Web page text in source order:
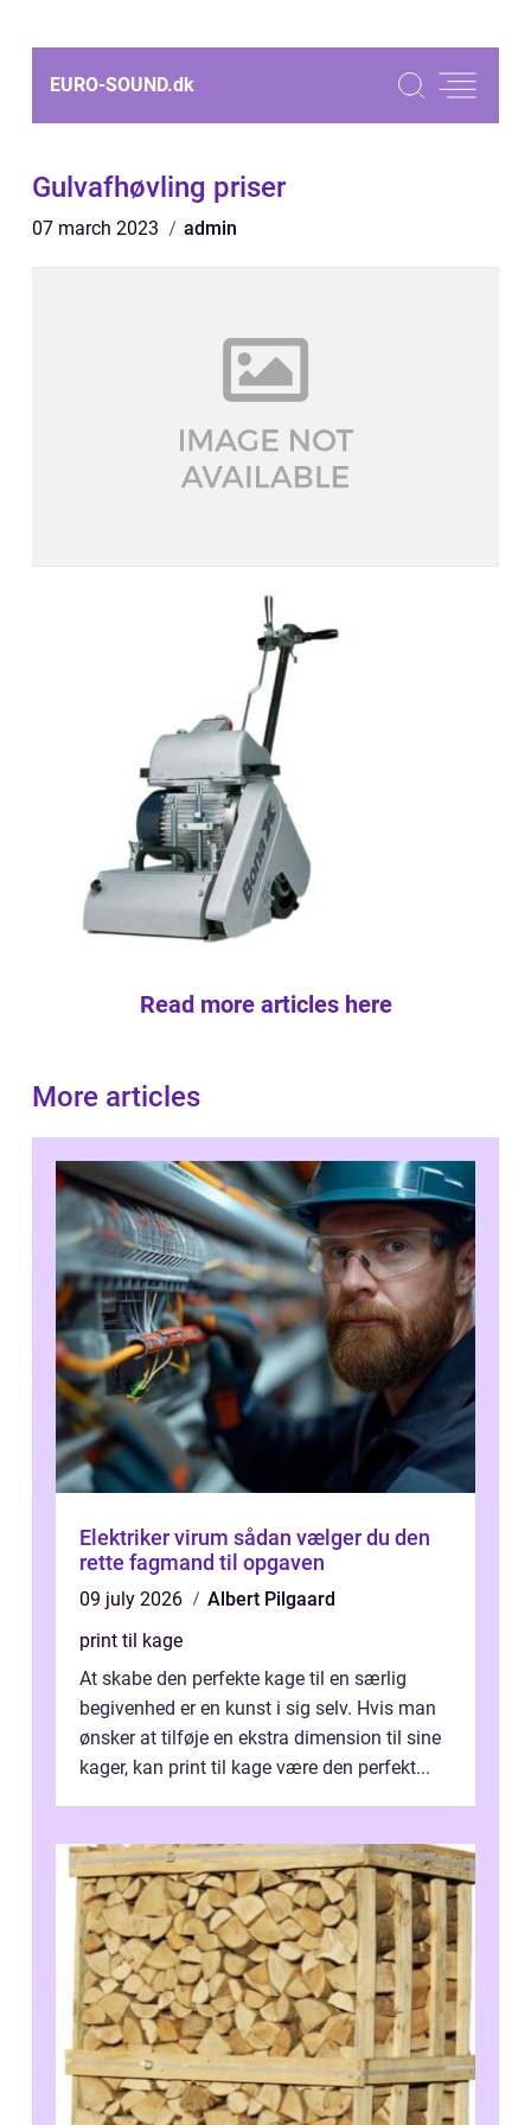
EURO-SOUND.dk
Gulvafhøvling priser
07 march 2023 admin
Read more articles here
More articles
Elektriker virum sådan vælger du den
rette fagmand til opgaven
09 july 2026
Albert Pilgaard
print til kage
At skabe den perfekte kage til en særlig
begivenhed er en kunst i sig selv. Hvis man
ønsker at tilføje en ekstra dimension til sine
kager, kan print til kage være den perfekt...